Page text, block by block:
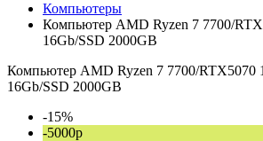
Компьютеры
Компьютер AMD Ryzen 7 7700/
16Gb/SSD 2000GB
Компьютер AMD Ryzen 7 7700/RTX5070
16Gb/SSD 2000GB
-15%
-5000р